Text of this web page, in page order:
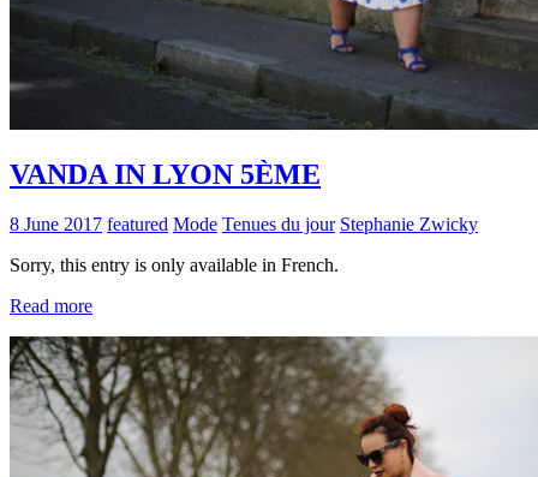
VANDA IN LYON 5ÈME
8 June 2017 featured Mode Tenues du jour Stephanie Zwicky
Sorry, this entry is only available in French.
Read more